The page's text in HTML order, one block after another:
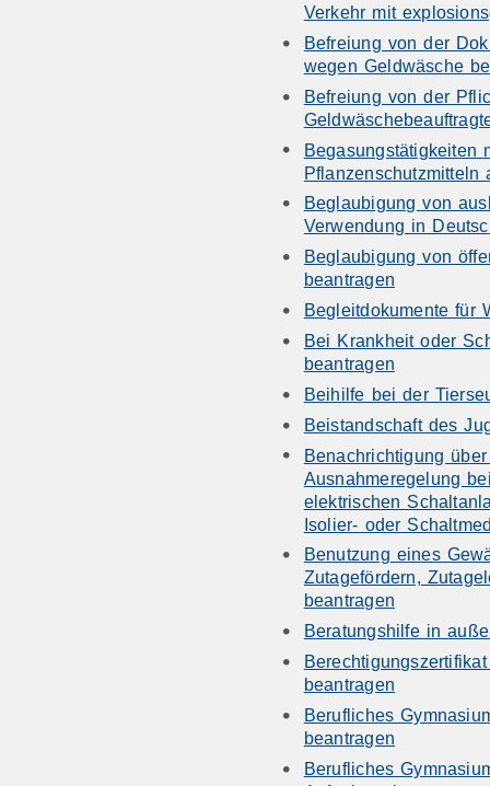
Verkehr mit
Befreiung von der
wegen Geldwäsche
Befreiung von der
Begasungstätigkeiten
Pflanzenschutzmitteln
Beglaubigung von
Verwendung in
Beglaubigung von
beantragen
Begleitdokumente für
Bei Krankheit oder
beantragen
Beihilfe bei der
Beistandschaft des
Benachrichtigung
Ausnahmeregelung
elektrischen
Isolier- oder
Benutzung eines
Zutagefördern,
beantragen
Beratungshilfe in
beantragen
Berufliches
beantragen
Berufliches